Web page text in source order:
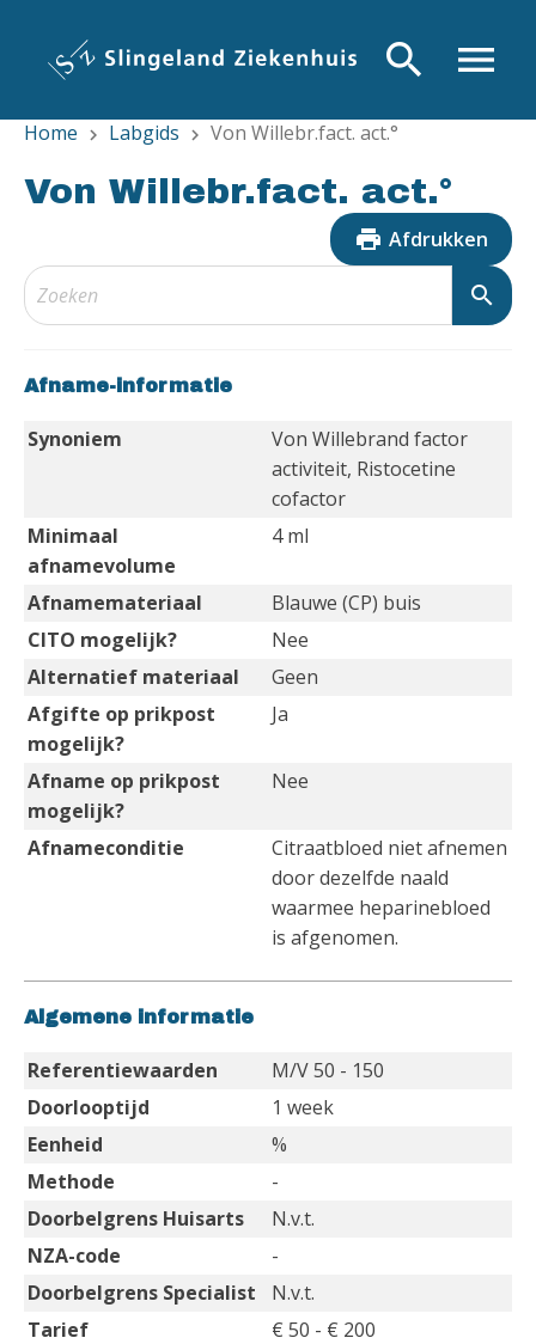
inhoud
menu
search
Home chevron_right Labgids chevron_right Von Willebr.fact. act.°
Von Willebr.fact. act.°
print Afdrukken
search
Afname-informatie
Synoniem
Von Willebrand factor
activiteit, Ristocetine
cofactor
Minimaal
afnamevolume
4 ml
Afnamemateriaal
Blauwe (CP) buis
CITO mogelijk?
Nee
Alternatief materiaal
Geen
Afgifte op prikpost
mogelijk?
Ja
Afname op prikpost
mogelijk?
Nee
Afnameconditie
Citraatbloed niet afnemen
door dezelfde naald
waarmee heparinebloed
is afgenomen.
Algemene informatie
Referentiewaarden
M/V 50 - 150
Doorlooptijd
1 week
Eenheid
%
Methode
-
Doorbelgrens Huisarts
N.v.t.
NZA-code
-
Doorbelgrens Specialist
N.v.t.
Tarief
€ 50 - € 200